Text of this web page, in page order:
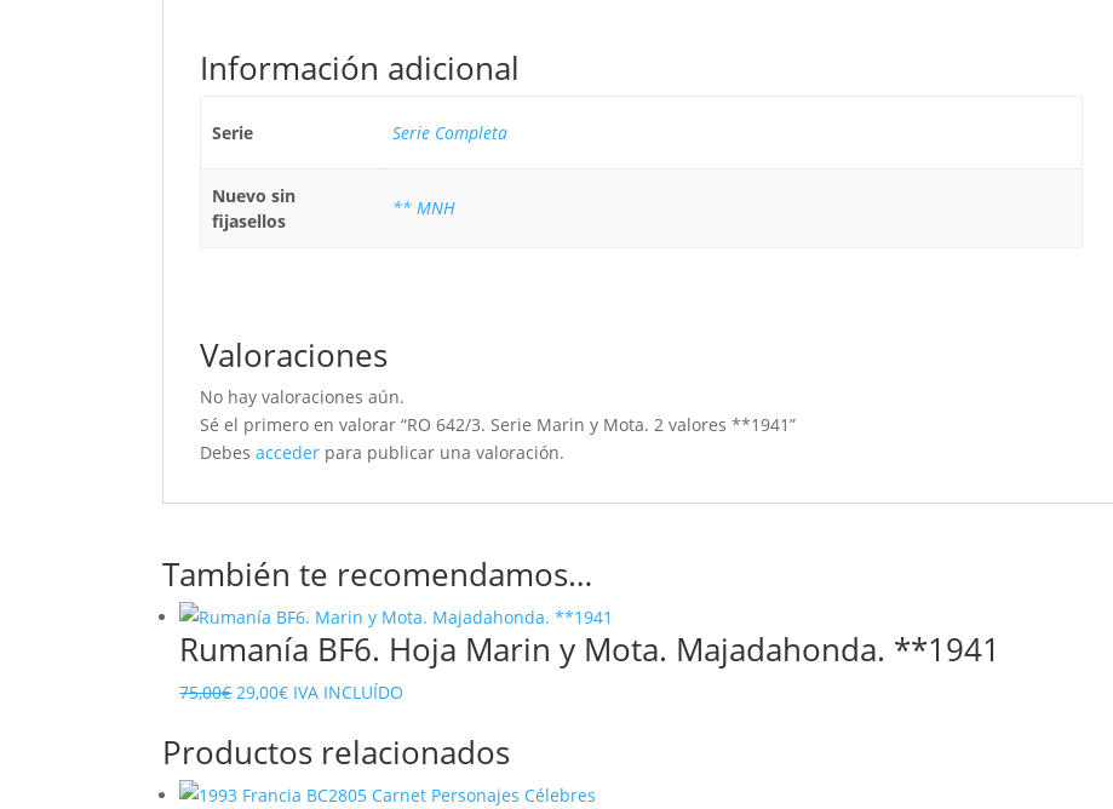
Información adicional
Serie Serie Completa
Nuevo sin
fijasellos
** MNH
Valoraciones
No hay valoraciones aún.
Sé el primero en valorar “RO 642/3. Serie Marin y Mota. 2 valores **1941”
Debesacceder para publicar una valoración.
También te recomendamos…
Rumanía BF6. Hoja Marin y Mota. Majadahonda. **1941
75,00€ El
original
era:
29,00€El
actual
es:
IVA INCLUÍDO
Productos relacionados